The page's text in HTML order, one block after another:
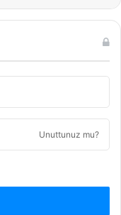
Unuttunuz mu?